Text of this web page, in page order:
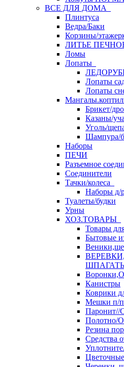
ВСЕ ДЛЯ ДОМА
Плинтуса
Ведра/Баки
Корзины/
ЛИТЬЕ
Ломы
Лопаты
Лопаты
Лопаты
Брикет/
Казаны/
Уголь/
Шампура/
Наборы
ПЕЧИ
Разъемное
Соединители
Тачки/колеса
Наборы д/
Туалеты/будки
Урны
ХОЗ.ТОВАРЫ
Товары
Бытовые
Канистры
Коврики
Мешки п/п
Паронит//
Полотно/
Резина
Средства